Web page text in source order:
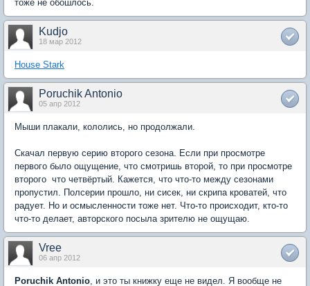
тоже не обошлось.
Kudjo
18 мар 2012
House Stark
Poruchik Antonio
05 апр 2012
Мыши плакали, кололись, но продолжали.
Скачал первую серию второго сезона. Если при просмотре
первого было ощущение, что смотришь второй, то при просмотре
второго  что четвёртый. Кажется, что что-то между сезонами
пропустил. Полсерии прошло, ни сисек, ни скрипа кроватей, что
радует. Но и осмысленности тоже нет. Что-то происходит, кто-то
что-то делает, авторского посыла зрителю не ощущаю.
Vree
06 апр 2012
Poruchik Antonio , и это ты книжку еще не видел. Я вообще не